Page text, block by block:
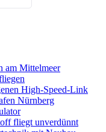
am Mittelmeer
High-Speed-Link
Nürnberg
fliegt unverdünnt